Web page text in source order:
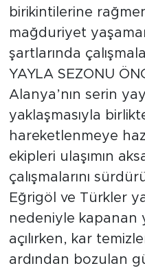
birikintilerine
mağduriyet
şartlarında
YAYLA SEZONU
Alanya’nın serin
yaklaşmasıyla
hareketlenmeye
ekipleri ulaşımın
çalışmalarını
Eğrigöl ve Türkler
nedeniyle kapanan
açılırken, kar
ardından bozulan